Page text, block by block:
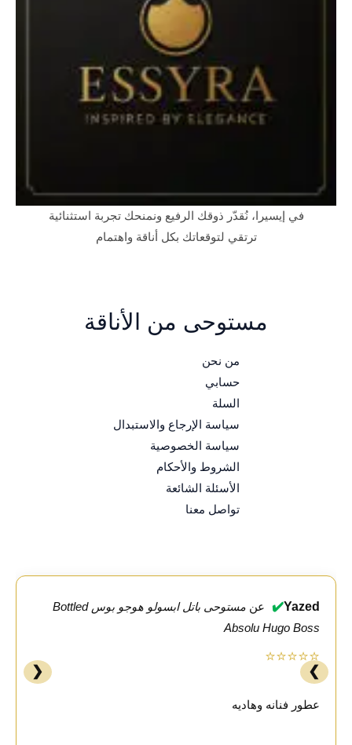
في إيسيرا، نُقدّر ذوقك الرفيع ونمنحك تجربة استثنائية
ترتقي لتوقعاتك بكل أناقة واهتمام
مستوحى من الأناقة
من نحن
حسابي
السلة
سياسة الإرجاع والاستبدال
سياسة الخصوصية
الشروط والأحكام
الأسئلة الشائعة
تواصل معنا
Yazed
✔️ عن
مستوحى باتل ابسولو هوجو بوس Bottled
Absolu Hugo Boss
⭐⭐⭐⭐⭐
عطور فنانه وهاديه
❮ ❯